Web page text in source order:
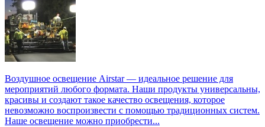
Воздушное освещение Airstar — идеальное решение для
мероприятий любого формата. Наши продукты универсальны,
красивы и создают такое качество освещения, которое
невозможно воспроизвести с помощью традиционных систем.
Наше освещение можно приобрести...